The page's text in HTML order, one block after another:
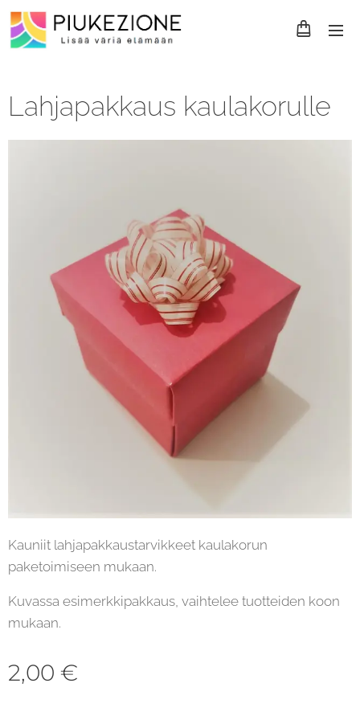
Lahjapakkaus kaulakorulle
Kauniit lahjapakkaustarvikkeet kaulakorun
paketoimiseen mukaan.
Kuvassa esimerkkipakkaus, vaihtelee tuotteiden koon
mukaan.
2,00 €